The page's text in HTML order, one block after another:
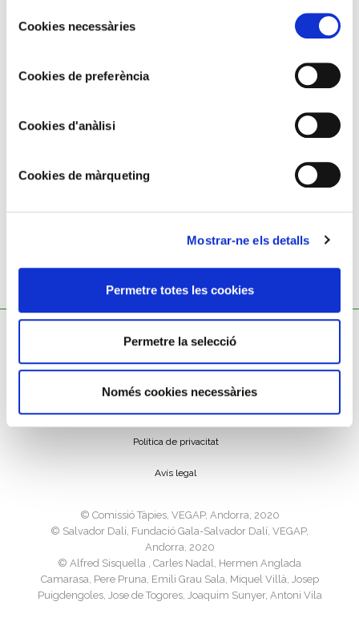
deCookies necessàries
Cookies de preferència
Cookies d'anàlisi
Cookies de màrqueting
Mostrar-ne els detalls
Permetre totes les cookies
Permetre la selecció
Només cookies necessàries
Política de privacitat
Avís legal
©️ Comissió Tàpies, VEGAP, Andorra, 2020
©️ Salvador Dalí, Fundació Gala-Salvador Dalí, VEGAP,
Andorra, 2020
©️ Alfred Sisquella , Carles Nadal, Hermen Anglada
Camarasa, Pere Pruna, Emili Grau Sala, Miquel Villà, Josep
Puigdengoles, Jose de Togores, Joaquim Sunyer, Antoni Vila